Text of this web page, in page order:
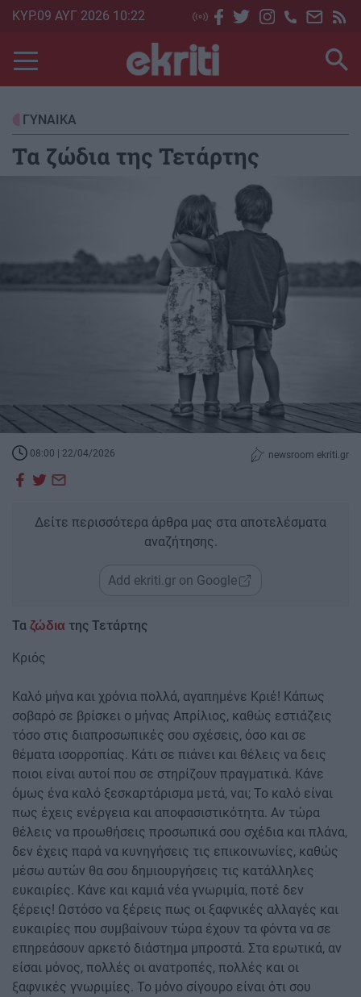
Skip
main
content
ΚΥΡ.09 ΑΥΓ 2026 10:22
ΓΥΝΑΙΚΑ
Τα ζώδια της Τετάρτης
08:00 | 22/04/2026 newsroom ekriti.gr
Δείτε περισσότερα άρθρα μας στα αποτελέσματα
αναζήτησης.
Add ekriti.gr on Google
Τα ζώδια της Τετάρτης
Κριός
Καλό μήνα και χρόνια πολλά, αγαπημένε Κριέ! Κάπως
σοβαρό σε βρίσκει ο μήνας Απρίλιος, καθώς εστιάζεις
τόσο στις διαπροσωπικές σου σχέσεις, όσο και σε
θέματα ισορροπίας. Κάτι σε πιάνει και θέλεις να δεις
ποιοι είναι αυτοί που σε στηρίζουν πραγματικά. Κάνε
όμως ένα καλό ξεσκαρτάρισμα μετά, ναι; Το καλό είναι
πως έχεις ενέργεια και αποφασιστικότητα. Αν τώρα
θέλεις να προωθήσεις προσωπικά σου σχέδια και πλάνα,
δεν έχεις παρά να κυνηγήσεις τις επικοινωνίες, καθώς
μέσω αυτών θα σου δημιουργήσεις τις κατάλληλες
ευκαιρίες. Κάνε και καμιά νέα γνωριμία, ποτέ δεν
ξέρεις! Ωστόσο να ξέρεις πως οι ξαφνικές αλλαγές και
ευκαιρίες που συμβαίνουν τώρα έχουν τα φόντα να σε
επηρεάσουν αρκετό διάστημα μπροστά. Στα ερωτικά, αν
είσαι μόνος, πολλές οι ανατροπές, πολλές και οι
ξαφνικές γνωριμίες. Το μόνο σίγουρο είναι ότι σου